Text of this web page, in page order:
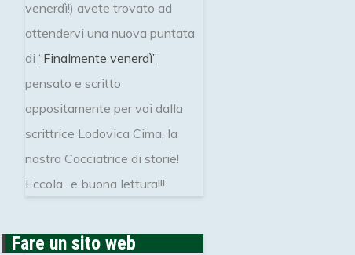
venerdì!) avete trovato ad
attendervi una nuova puntata
di “Finalmente venerdì”
pensato e scritto
appositamente per voi dalla
scrittrice Lodovica Cima, la
nostra Cacciatrice di storie!
Eccola.. e buona lettura!!!
Fare un sito web